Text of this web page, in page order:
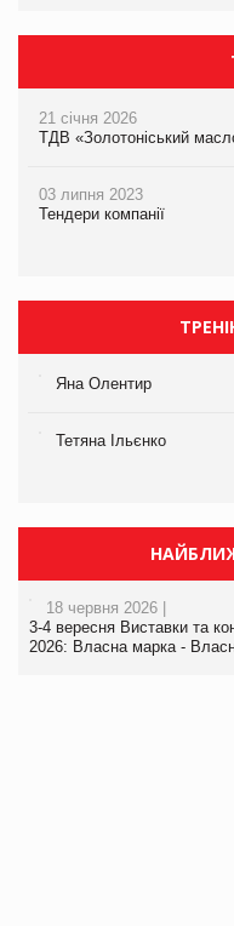
21 січня 2026
ТДВ «Золотоніський
03 липня 2023
Тендери компанії
Яна Олентир
Тетяна Ільєнко
18 червня 2026 |
3-4 вересня Виставки та
2026: Власна марка -